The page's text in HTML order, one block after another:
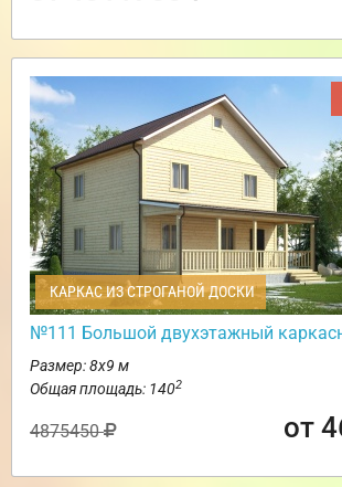
КАРКАС ИЗ СТРОГАНОЙ ДОСКИ
№111 Большой двухэтажный
Размер: 8х9 м
Общая площадь: 1402
4875450 от